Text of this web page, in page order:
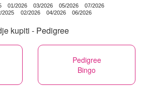
2025
01/2026
02/2026
03/2026
04/2026
05/2026
06/2026
07/2026
kupiti - Pedigree
Pedigree
Bingo